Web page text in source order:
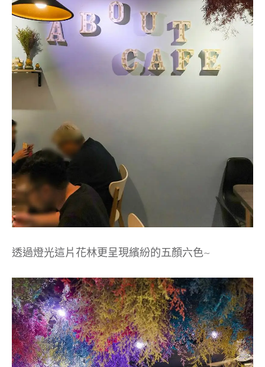
透過燈光這片花林更呈現繽紛的五顏六色~